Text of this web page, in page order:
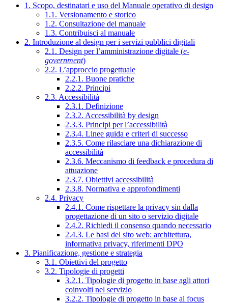
1. Scopo, destinatari e uso del Manuale operativo di design
1.1. Versionamento e storico
1.2. Consultazione del manuale
1.3. Contribuisci al manuale
2. Introduzione al design per i servizi pubblici digitali
2.1. Design per l’amministrazione digitale (e-
government)
2.2. L’approccio progettuale
2.2.1. Buone pratiche
2.2.2. Principi
2.3. Accessibilità
2.3.1. Definizione
2.3.2. Accessibilità by design
2.3.3. Principi per l’accessibilità
2.3.4. Linee guida e criteri di successo
2.3.5. Come rilasciare una dichiarazione di
accessibilità
2.3.6. Meccanismo di feedback e procedura di
attuazione
2.3.7. Obiettivi accessibilità
2.3.8. Normativa e approfondimenti
2.4. Privacy
2.4.1. Come rispettare la privacy sin dalla
progettazione di un sito o servizio digitale
2.4.2. Richiedi il consenso quando necessario
2.4.3. Le basi del sito web: architettura,
informativa privacy, riferimenti DPO
3. Pianificazione, gestione e strategia
3.1. Obiettivi del progetto
3.2. Tipologie di progetti
3.2.1. Tipologie di progetto in base agli attori
coinvolti nel servizio
3.2.2. Tipologie di progetto in base al focus